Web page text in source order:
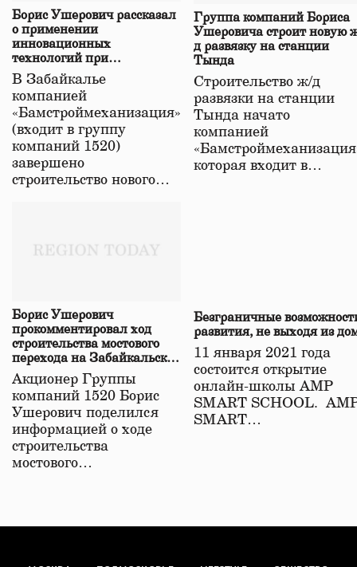
Борис Ушерович рассказал
о применении
инновационных
технологий при
строительстве нового моста
в Забайкалье
В Забайкалье
компанией
«Бамстроймеханизация»
(входит в группу
компаний 1520)
завершено
строительство нового…
Группа компаний Бориса
Ушеровича строит новую
д развязку на станции
Тында
Строительство ж/д
развязки на станции
Тында начато
компанией
которая входит в…
Борис Ушерович
прокомментировал ход
строительства мостового
перехода на Забайкальской
железной дороге
Акционер Группы
компаний 1520 Борис
Ушерович поделился
информацией о ходе
строительства
мостового…
Безграничные
развития, не выходя из
11 января 2021 года
состоится открытие
онлайн-школы АМР
SMART SCHOOL.
SMART…